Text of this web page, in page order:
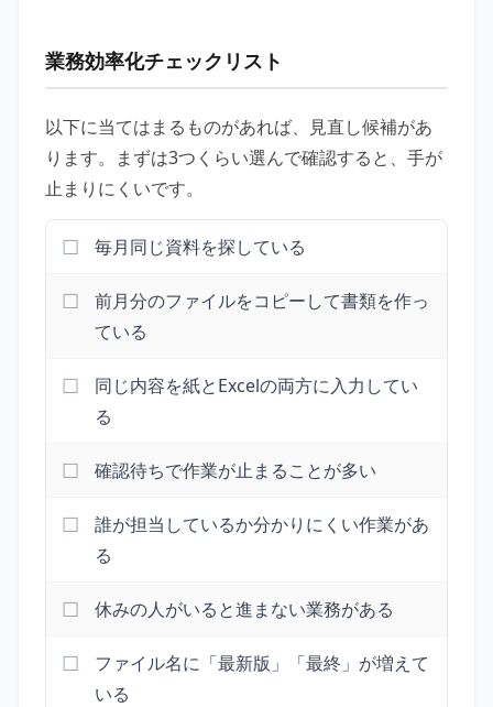
業務効率化チェックリスト
以下に当てはまるものがあれば、見直し候補があ
ります。まずは3つくらい選んで確認すると、手が
止まりにくいです。
毎月同じ資料を探している
前月分のファイルをコピーして書類を作っ
ている
同じ内容を紙とExcelの両方に入力してい
る
確認待ちで作業が止まることが多い
誰が担当しているか分かりにくい作業があ
る
休みの人がいると進まない業務がある
ファイル名に「最新版」「最終」が増えて
いる